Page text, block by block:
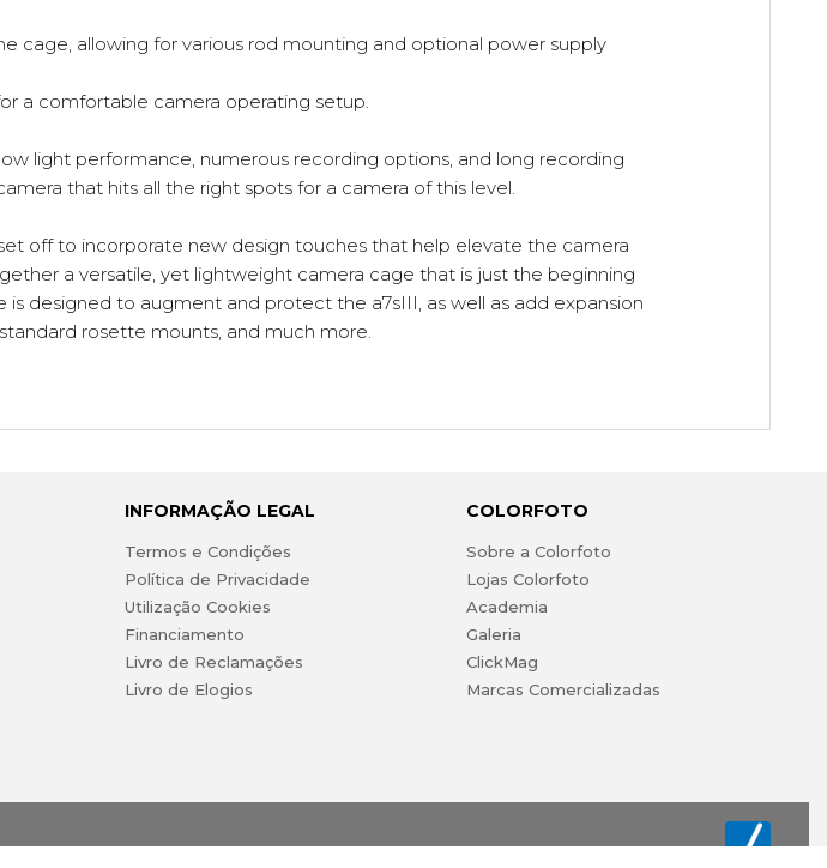
allowing for various rod mounting and optional power supply
a comfortable camera operating setup.
light performance, numerous recording options, and long recording
that hits all the right spots for a camera of this level.
off to incorporate new design touches that help elevate the camera
a versatile, yet lightweight camera cage that is just the beginning
designed to augment and protect the a7sIII, as well as add expansion
rosette mounts, and much more.
INFORMAÇÃO LEGAL
Termos e Condições
Política de Privacidade
Utilização Cookies
Financiamento
Livro de Reclamações
Livro de Elogios
COLORFOTO
Sobre a Colorfoto
Lojas Colorfoto
Academia
Galeria
ClickMag
Marcas Comercializadas